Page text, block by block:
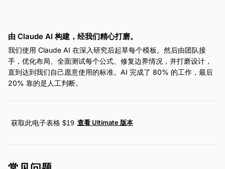
由 Claude AI 构建，经我们精心打磨。
我们使用 Claude AI 在深入研究后起草每个模板。然后由团队接
手，优化布局、全面测试每个公式、修复边界情况，并打磨设计，
直到达到我们自己愿意使用的标准。AI 完成了 80% 的工作，最后
20% 靠的是人工判断。
获取此电子表格 $19 查看 Ultimate 版本